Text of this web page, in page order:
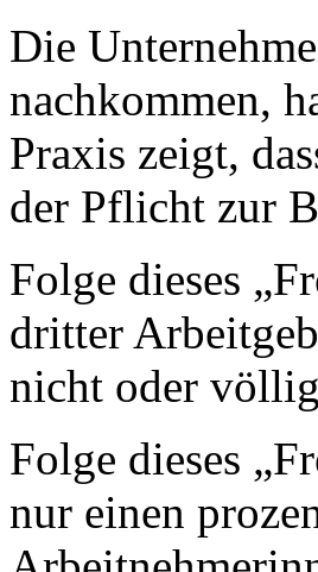
Die
nachkommen,
Praxis zeigt,
der Pflicht zur
Folge dieses
dritter
nicht oder
Folge dieses
nur einen